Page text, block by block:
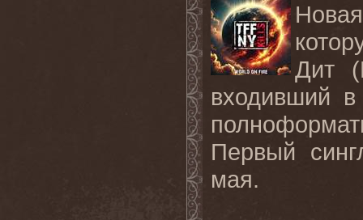
Дит (
входивший
Первый
мая.